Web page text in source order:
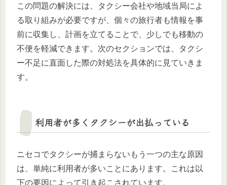
この問題の解決には、タクシー会社や地域当局によ
る取り組みが必要ですが、個々の旅行者も情報を事
前に収集し、計画を立てることで、少しでも移動の
不便を軽減できます。次のセクションでは、タクシ
ー不足に直面した際の対処法を具体的に見ていきま
す。
利用者が多くタクシーが出払っている
ニセコでタクシーが捕まらないもう一つの主な原因
は、単純に利用者が多いことにあります。これは以
下の要因によって引き起こされています。